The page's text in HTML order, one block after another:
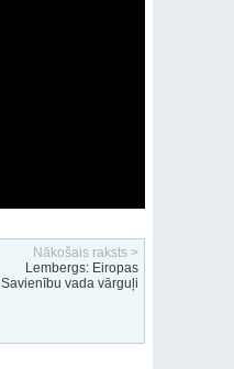
Nākošais raksts >
Lembergs: Eiropas
Savienību vada vārguļi